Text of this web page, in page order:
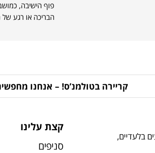
פוף הישיבה,
הבריכה או רגע של
קריירה בטולמנ’ס! – אנחנו
בלעדיים,
קצת עלינו
סניפים